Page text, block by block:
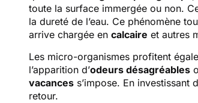
toute la surface immergée ou non.
la dureté de l’eau. Ce phénomène
arrive chargée en calcaire et autres
Les micro-organismes profitent
l’apparition d’odeurs désagréables
vacances s’impose. En
retour.